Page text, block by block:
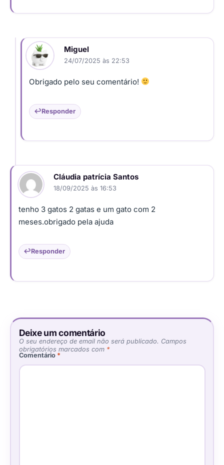
Miguel
24/07/2025 às 22:53
Obrigado pelo seu comentário!
Responder
Cláudia patrícia Santos
18/09/2025 às 16:53
tenho 3 gatos 2 gatas e um gato com 2
meses.obrigado pela ajuda
Responder
Deixe um comentário
O seu endereço de email não será publicado. Campos
obrigatórios marcados com *
Comentário *